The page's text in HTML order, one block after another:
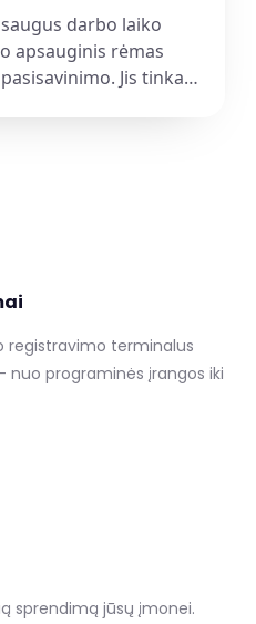
darbo laiko
apsauginis rėmas
Jis tinka
registravimo terminalus
nuo programinės įrangos iki
sprendimą jūsų įmonei.